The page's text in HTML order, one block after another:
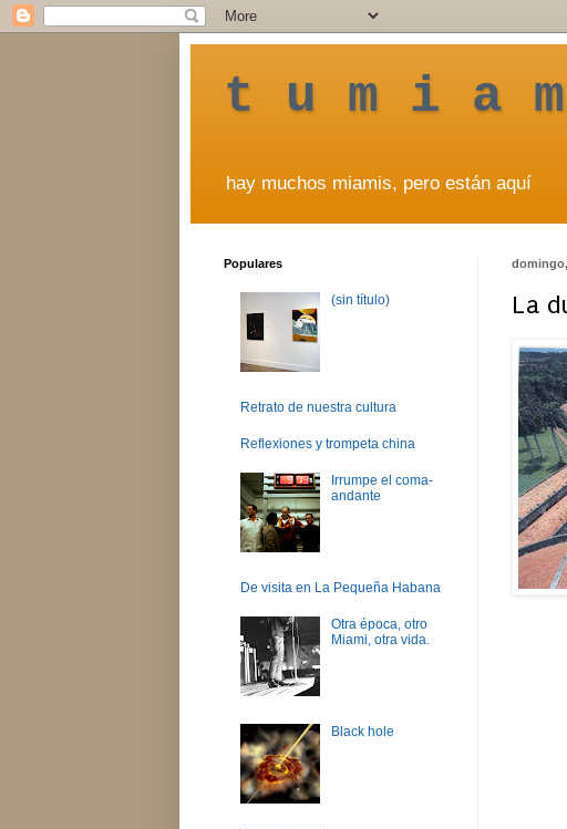
t u m i a
hay muchos miamis, pero están aquí
La
Populares
(sin título)
Retrato de nuestra cultura
Reflexiones y trompeta china
Irrumpe el coma-
andante
De visita en La Pequeña Habana
Otra época, otro
Miami, otra vida.
Black hole